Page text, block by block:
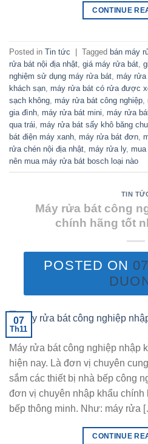
CONTINUE
Posted in Tin tức Tagged bán máy
rửa bát nội địa nhật giá máy rửa bát
nghiệm sử dụng máy rửa bát máy rửa
khách sạn máy rửa bát có rửa được
sạch không máy rửa bát công nghiệp
gia đình máy rửa bát mini máy rửa
qua trái máy rửa bát sấy khô băng
bát điện máy xanh máy rửa bát đơn
rửa chén nội địa nhật máy rửa ly,
nên mua máy rửa bát bosch loại nào
TIN
Máy rửa bát công
chính hãng tốt
POSTED ON
07
Th11
Máy rửa bát công nghiệp nhập
hiện nay. Là đơn vị chuyên
sắm các thiết bị nhà bếp công
đơn vị chuyên nhập khẩu chính
bếp thông minh. Như: máy rửa
CONTINUE